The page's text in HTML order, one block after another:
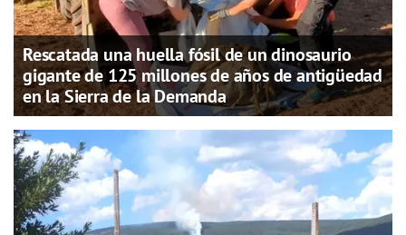
Rescatada una huella fósil de un dinosaurio
gigante de 125 millones de años de antigüedad
en la Sierra de la Demanda